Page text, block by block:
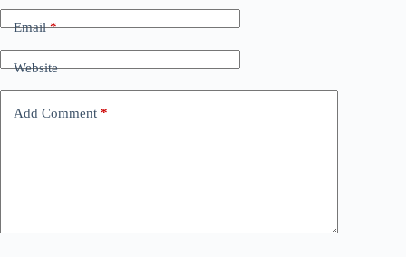
Email*
Website
Add Comment *